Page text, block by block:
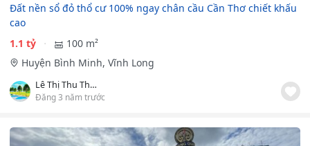
Đất nền sổ đỏ thổ cư 100% ngay chân cầu Cần Thơ chiết khấu
cao
1.1 tỷ
100 m²
Huyện Bình Minh, Vĩnh Long
Lê Thị Thu Thắm
Đăng 3 năm trước